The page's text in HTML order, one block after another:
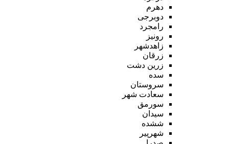
دهرم
دوبرجی
رامجرد
رونیز
زاهدشهر
زرقان
زرین دشت
سده
سروستان
سعادت شهر
سورمق
سیدان
ششده
شهرپیر